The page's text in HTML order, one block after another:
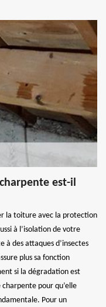
est-il
la toiture avec la protection
à l’isolation de votre
à des attaques d’insectes
plus sa fonction
si la dégradation est
pour qu’elle
Pour un